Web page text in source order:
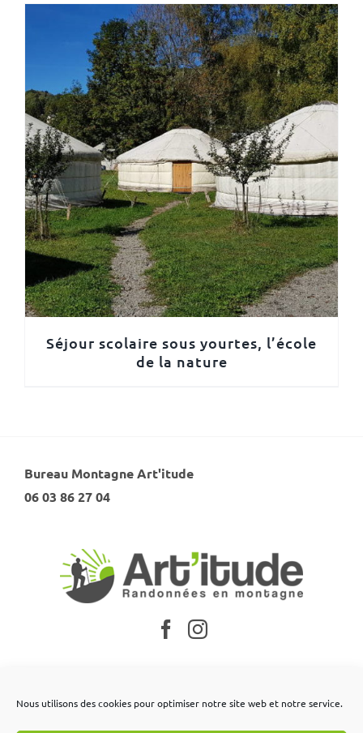
Nous utilisons des cookies pour optimiser notre site web et notre service.
Séjour scolaire sous yourtes, l’école
de la nature
Bureau Montagne Art'itude
06 03 86 27 04
Nos partenaires